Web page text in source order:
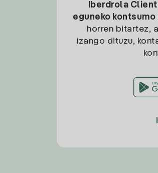
Iberdrola
eguneko
horren bitartez,
izango dituzu,